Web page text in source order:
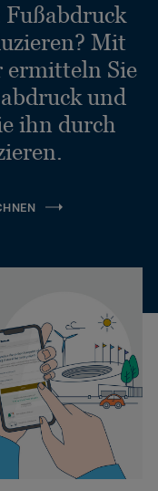
Fußabdruck
Mit
ermitteln Sie
und
ihn durch